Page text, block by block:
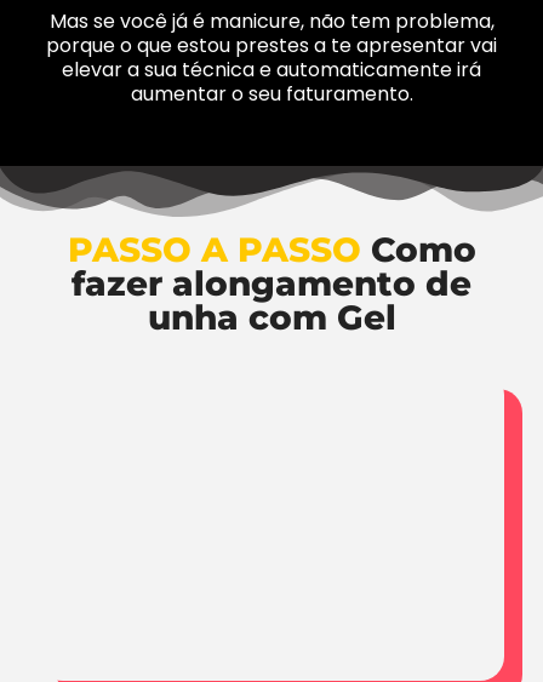
Mas se você já é manicure, não tem problema,
porque o que estou prestes a te apresentar vai
elevar a sua técnica e automaticamente irá
aumentar o seu faturamento.
PASSO A PASSO Como
fazer alongamento de
unha com Gel